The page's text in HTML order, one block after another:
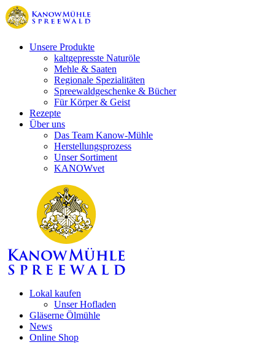
Unsere Produkte
kaltgepresste Naturöle
Mehle & Saaten
Regionale Spezialitäten
Spreewaldgeschenke & Bücher
Für Körper & Geist
Rezepte
Über uns
Das Team Kanow-Mühle
Herstellungsprozess
Unser Sortiment
KANOWvet
Lokal kaufen
Unser Hofladen
Gläserne Ölmühle
News
Online Shop